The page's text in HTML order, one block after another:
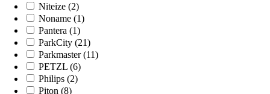
Niteize (2)
Noname (1)
Pantera (1)
ParkCity (21)
Parkmaster (11)
PETZL (6)
Philips (2)
Piton (8)